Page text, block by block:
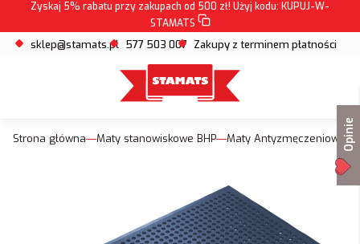
Zyskaj 5% rabatu przy zakupach od 500 zł! Użyj kodu: KUPUJ-W-
STAMATS
sklep@stamats.pl 577 503 007 Zakupy z terminem płatności
Strona główna Maty stanowiskowe BHP Maty AntyzmęczenioweOpinie